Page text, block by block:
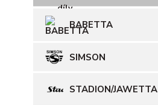
BABETTA
SIMSON
STADION/JAWETTA